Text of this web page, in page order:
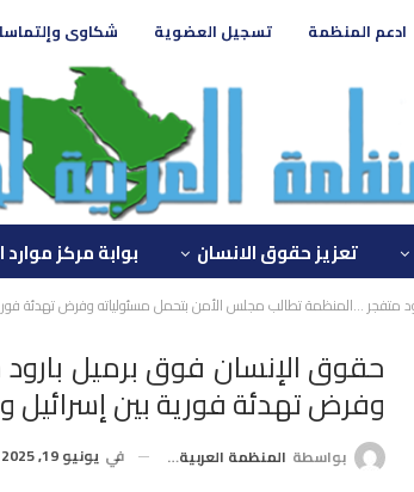
ادعم المنظمة تسجيل العضوية شكاوى
تعزيز حقوق الانسان بوابة مركز
متفجر …المنظمة تطالب مجلس الأمن بتحمل مسئولياته وفرض تهدئة
حقوق الإنسان فوق برميل
وفرض تهدئة فورية بين إسرائيل
بواسطة المنظمة العربية لحقوق الإنسان في يونيو 19, 2025